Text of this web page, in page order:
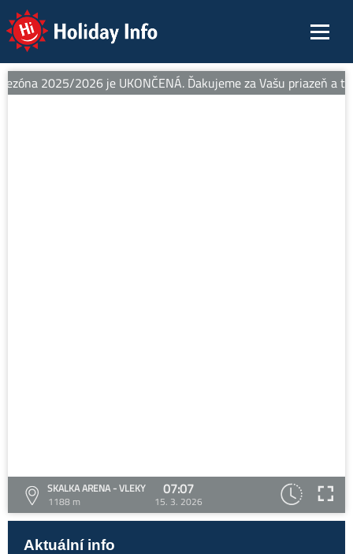
Holiday Info
2025/2026 je UKONČENÁ. Ďakujeme za Vašu priazeň a
SKALKA ARENA - VLEKY
1188 m
07:07
15. 3. 2026
Aktuální info